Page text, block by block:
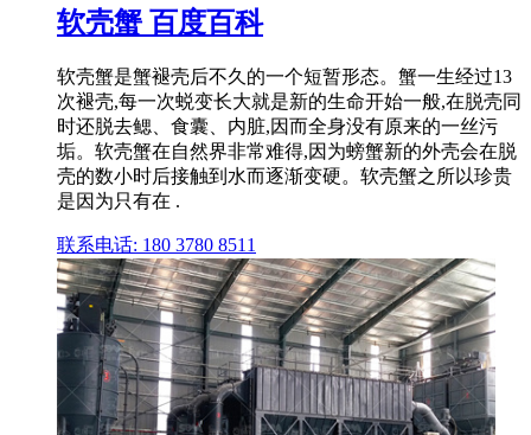
软壳蟹 百度百科
软壳蟹是蟹褪壳后不久的一个短暂形态。蟹一生经过13
次褪壳,每一次蜕变长大就是新的生命开始一般,在脱壳同
时还脱去鳃、食囊、内脏,因而全身没有原来的一丝污
垢。软壳蟹在自然界非常难得,因为螃蟹新的外壳会在脱
壳的数小时后接触到水而逐渐变硬。软壳蟹之所以珍贵
是因为只有在 .
联系电话: 180 3780 8511